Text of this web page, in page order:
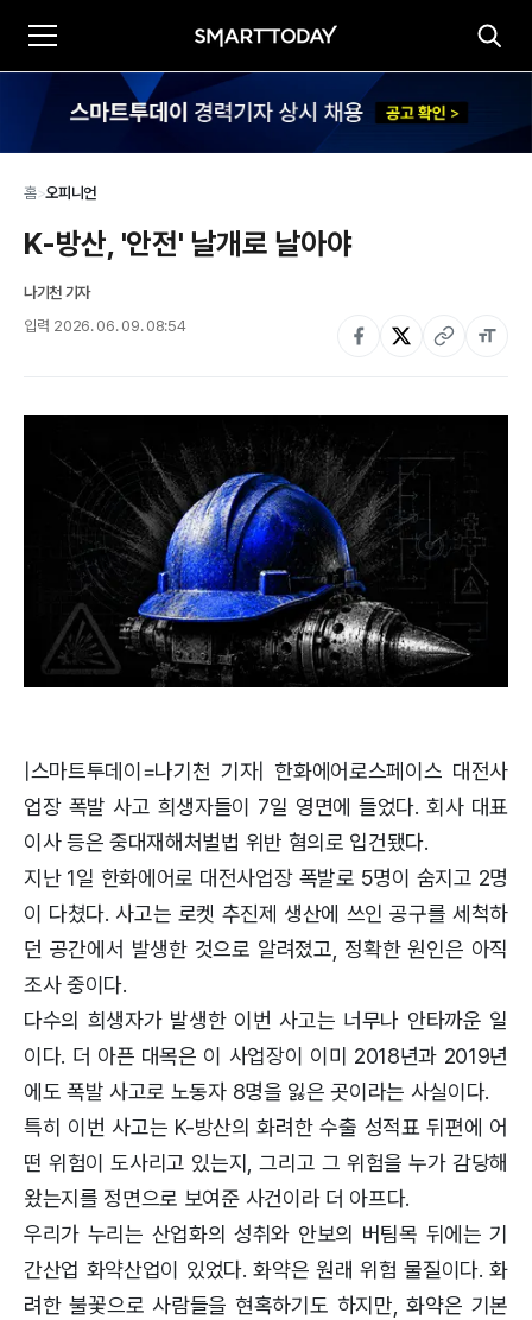
홈>오피니언
K-방산, '안전' 날개로 날아야
나기천 기자
입력 2026. 06. 09. 08:54
|스마트투데이=나기천 기자| 한화에어로스페이스 대전사
업장 폭발 사고 희생자들이 7일 영면에 들었다. 회사 대표
이사 등은 중대재해처벌법 위반 혐의로 입건됐다.
지난 1일 한화에어로 대전사업장 폭발로 5명이 숨지고 2명
이 다쳤다. 사고는 로켓 추진제 생산에 쓰인 공구를 세척하
던 공간에서 발생한 것으로 알려졌고, 정확한 원인은 아직
조사 중이다.
다수의 희생자가 발생한 이번 사고는 너무나 안타까운 일
이다. 더 아픈 대목은 이 사업장이 이미 2018년과 2019년
에도 폭발 사고로 노동자 8명을 잃은 곳이라는 사실이다.
특히 이번 사고는 K-방산의 화려한 수출 성적표 뒤편에 어
떤 위험이 도사리고 있는지, 그리고 그 위험을 누가 감당해
왔는지를 정면으로 보여준 사건이라 더 아프다.
우리가 누리는 산업화의 성취와 안보의 버팀목 뒤에는 기
간산업 화약산업이 있었다. 화약은 원래 위험 물질이다. 화
려한 불꽃으로 사람들을 현혹하기도 하지만, 화약은 기본